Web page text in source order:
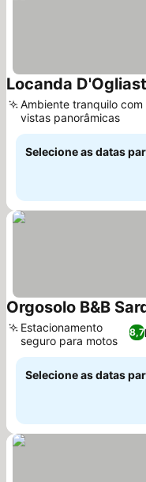
Locanda
Ambiente tranquilo com
vistas panorâmicas
Selecione as datas
Orgosolo B&B
8,7
Estacionamento
seguro para motos
Selecione as datas